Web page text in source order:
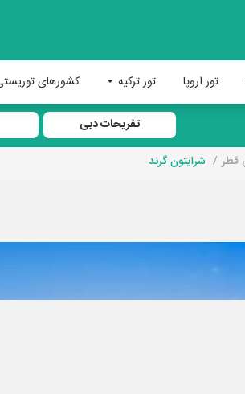
تور اروپا تور ترکیه کشورهای
تفریحات دبی
قطر شرایتون گرند